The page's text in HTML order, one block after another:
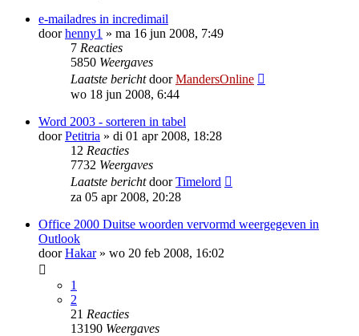
e-mailadres in incredimail
doorhenny1 » ma 16 jun 2008, 7:49
7 Reacties
5850 Weergaves
Laatste berichtdoorMandersOnline
wo 18 jun 2008, 6:44
Word 2003 - sorteren in tabel
doorPetitria » di 01 apr 2008, 18:28
12 Reacties
7732 Weergaves
Laatste berichtdoorTimelord
za 05 apr 2008, 20:28
Office 2000 Duitse woorden vervormd weergegeven in
Outlook
doorHakar» wo 20 feb 2008, 16:02
1
2
21 Reacties
13190 Weergaves